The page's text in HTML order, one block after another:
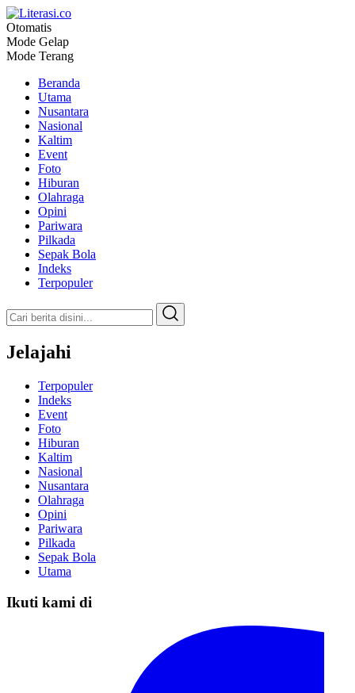
Literasi.co
Pilar Informasi
Otomatis
Mode Gelap
Mode Terang
Beranda
Utama
Nusantara
Nasional
Kaltim
Event
Foto
Hiburan
Olahraga
Opini
Pariwara
Pilkada
Sepak Bola
Indeks
Terpopuler
Jelajahi
Terpopuler
Indeks
Event
Foto
Hiburan
Kaltim
Nasional
Nusantara
Olahraga
Opini
Pariwara
Pilkada
Sepak Bola
Utama
Ikuti kami di